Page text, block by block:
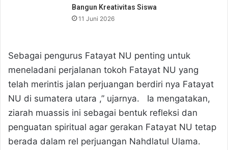
Bangun Kreativitas Siswa
11 Juni 2026
Sebagai pengurus Fatayat NU penting untuk
meneladani perjalanan tokoh Fatayat NU yang
telah merintis jalan perjuangan berdiri nya Fatayat
NU di sumatera utara ,” ujarnya. Ia mengatakan,
ziarah muassis ini sebagai bentuk refleksi dan
penguatan spiritual agar gerakan Fatayat NU tetap
berada dalam rel perjuangan Nahdlatul Ulama.